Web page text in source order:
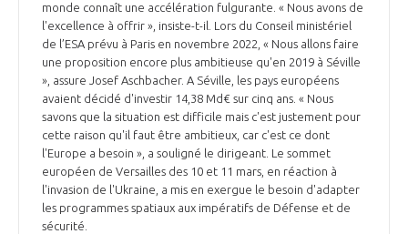
monde connaît une accélération fulgurante. « Nous avons de
l'excellence à offrir », insiste-t-il. Lors du Conseil ministériel
de l’ESA prévu à Paris en novembre 2022, « Nous allons faire
une proposition encore plus ambitieuse qu'en 2019 à Séville
», assure Josef Aschbacher. A Séville, les pays européens
avaient décidé d'investir 14,38 Md€ sur cinq ans. « Nous
savons que la situation est difficile mais c'est justement pour
cette raison qu'il faut être ambitieux, car c'est ce dont
l'Europe a besoin », a souligné le dirigeant. Le sommet
européen de Versailles des 10 et 11 mars, en réaction à
l'invasion de l'Ukraine, a mis en exergue le besoin d'adapter
les programmes spatiaux aux impératifs de Défense et de
sécurité.